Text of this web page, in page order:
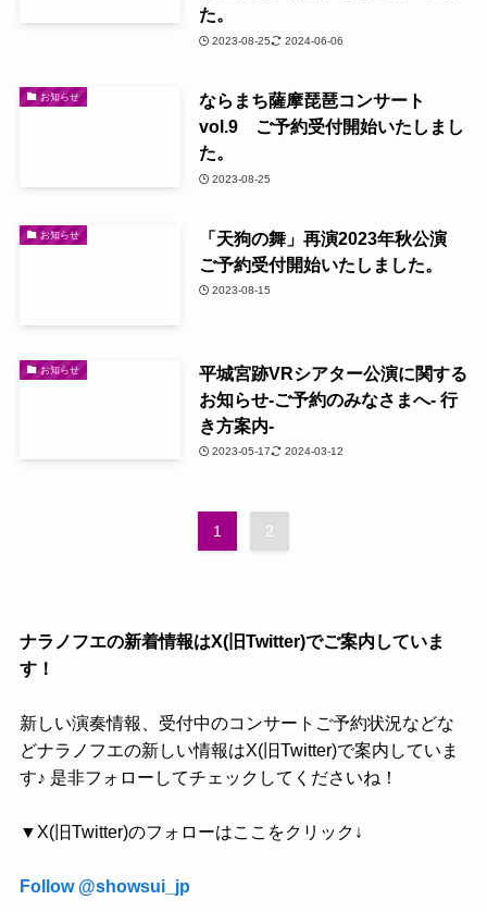
た。
2023-08-25 2024-06-06
お知らせ
ならまち薩摩琵琶コンサート
vol.9 ご予約受付開始いたしまし
た。
2023-08-25
お知らせ
「天狗の舞」再演2023年秋公演
ご予約受付開始いたしました。
2023-08-15
お知らせ
平城宮跡VRシアター公演に関する
お知らせ-ご予約のみなさまへ- 行
き方案内-
2023-05-17 2024-03-12
1 2
ナラノフエの新着情報はX(旧Twitter)でご案内していま
す！
新しい演奏情報、受付中のコンサートご予約状況などな
どナラノフエの新しい情報はX(旧Twitter)で案内していま
す♪ 是非フォローしてチェックしてくださいね！
▼X(旧Twitter)のフォローはここをクリック↓
Follow @showsui_jp